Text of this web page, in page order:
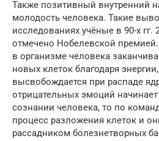
Также позитивный внутренний
молодость человека. Такие
исследованиях учёные в 90-х гг.
отмечено Нобелевской
в организме человека
новых клеток благодаря
высвобождается при распаде
отрицательных эмоций
сознании человека, то по
процесс разложения клеток и
рассадником болезнетворных